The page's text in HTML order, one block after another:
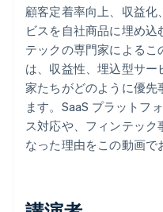
その他
Product roadmap
今後の予定を確認
Radar
不正防止
Atlas
スタートアップの企業設
Climate
オンライン本人確認
プロフ
ビス
パブリッ
小売業
エコシス
パート
Stripe
顧客定着率向上、収益
ビスを自社商品に埋め
テックの専門家による
は、収益性、埋込型サ
家たちがどのように優
ます。SaaS プラットフ
ス対応や、フィンテッ
なった理由をこの動画で